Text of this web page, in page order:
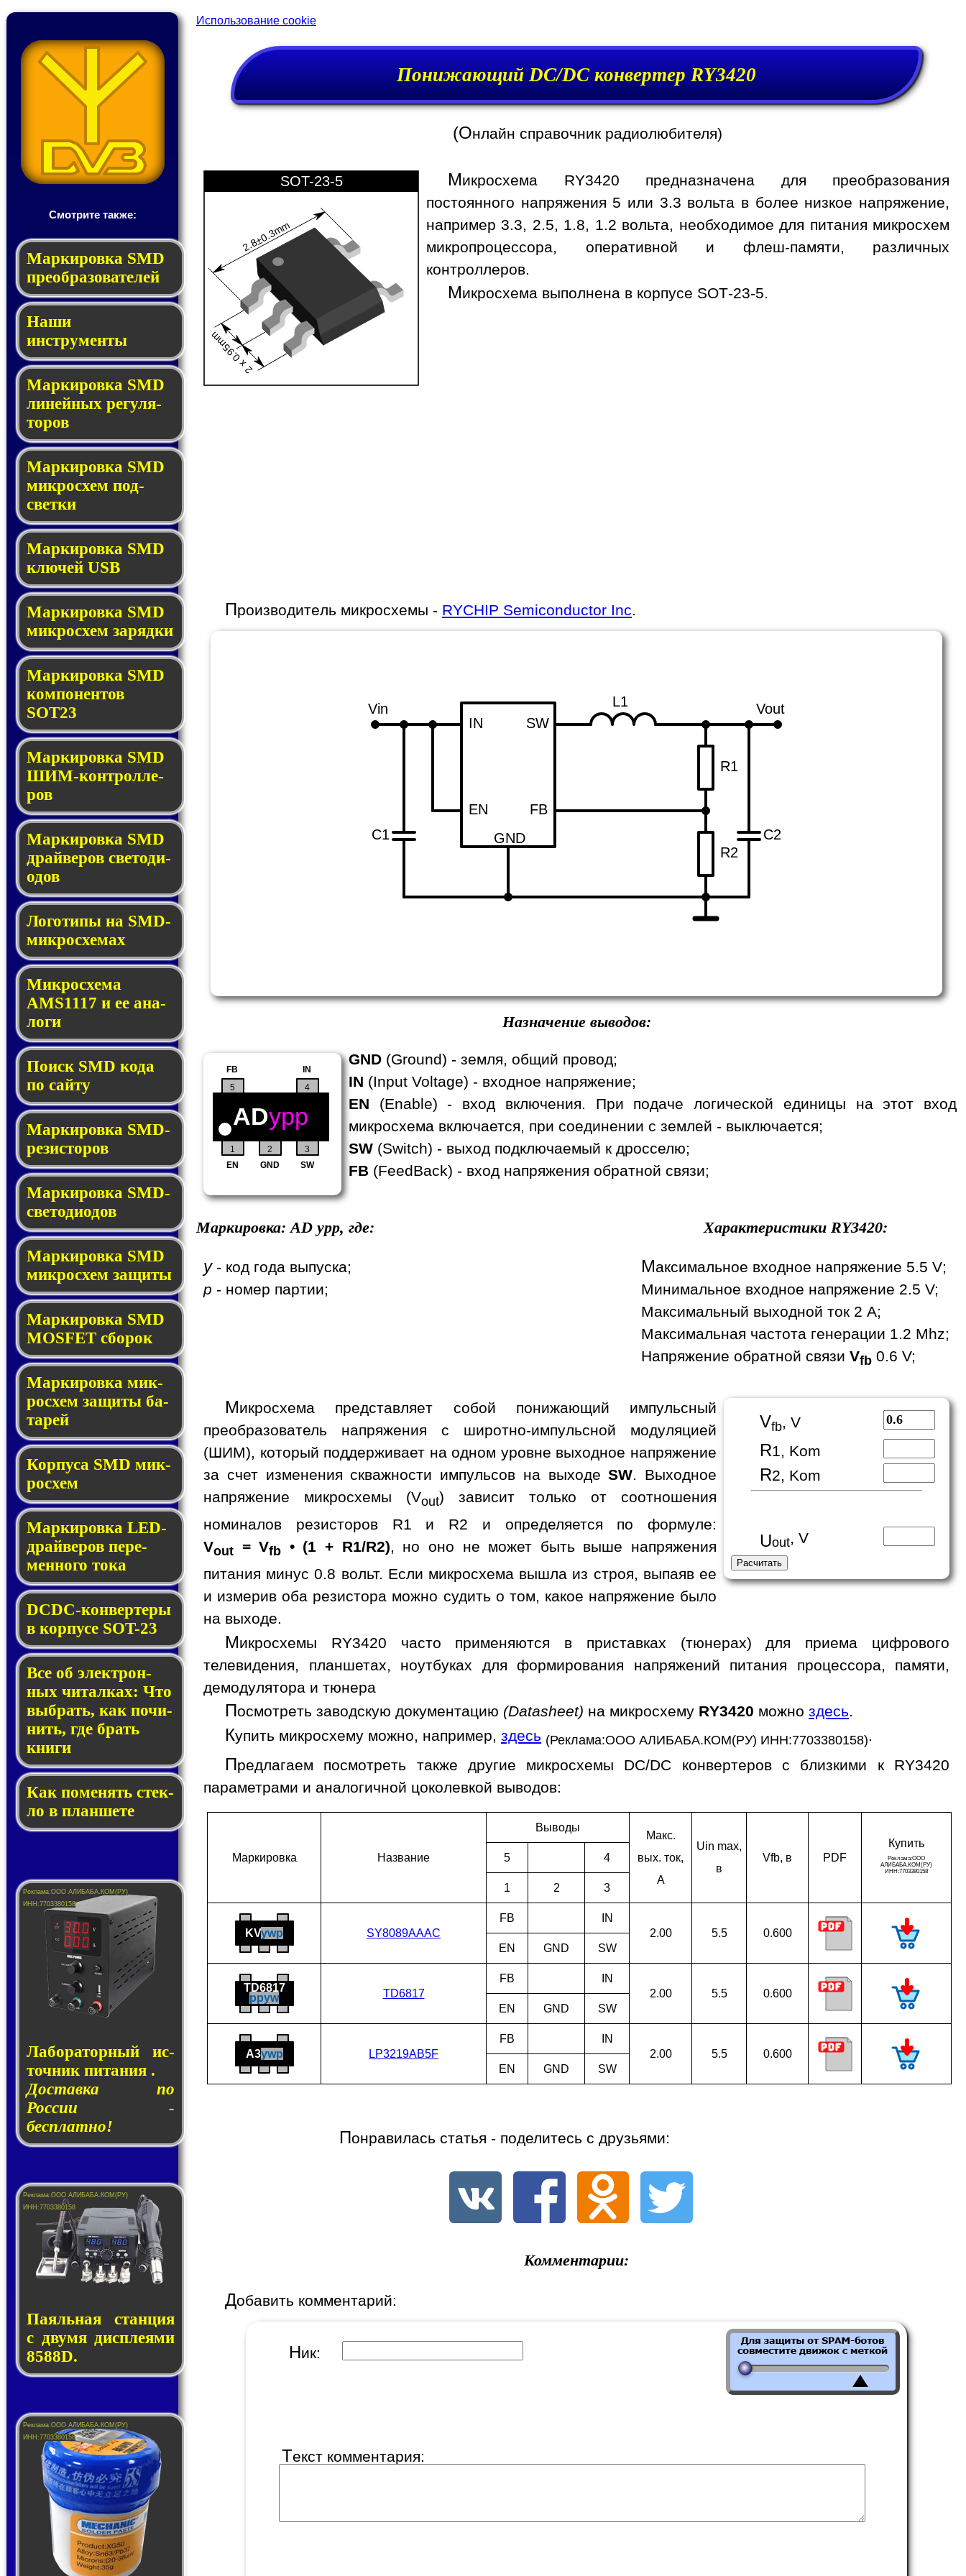
Смотрите также:
Мар­ки­ров­ка SMD
пре­об­ра­зо­ва­те­лей
Наши
инструменты
Маркировка SMD
ли­ней­ных ре­гу­ля­
то­ров
Маркировка SMD
мик­ро­схем под­
свет­ки
Маркировка SMD
клю­чей USB
Маркировка SMD
мик­рос­хем за­ряд­ки
Маркировка SMD
ком­по­нен­тов
SOT23
Маркировка SMD
ШИМ-кон­трол­ле­
ров
Маркировка SMD
драй­ве­ров све­то­ди­
о­дов
Логотипы на SMD-
мик­ро­схе­мах
Микросхема
AMS1117 и ее ана­
ло­ги
Поиск SMD ко­да
по сай­ту
Маркировка SMD-
ре­зис­то­ров
Маркировка SMD-
све­то­дио­дов
Мар­ки­ров­ка SMD
мик­рос­хем защиты
Мар­ки­ров­ка SMD
MOSFET сбо­рок
Мар­ки­ров­ка мик­
ро­схем за­щи­ты ба­
та­рей
Корпуса SMD мик­
ро­схем
Маркировка LED-
драй­ве­ров пе­ре­
мен­но­го то­ка
DCDC-кон­вер­те­ры
в кор­пу­се SOT-23
Все об элек­трон­
ных чи­тал­ках: Что
выб­рать, как по­чи­
нить, где брать
кни­ги
Как по­ме­нять стек­
ло в планшете
Лаборатор­ный ис­
точ­ник пи­та­ния .
Доставка по
России -
бесплатно!
Паяльная стан­ция
с дву­мя дис­пле­я­ми
8588D.
Использование cookie
Понижающий DC/DC конвертер RY3420
(Онлайн справочник радиолюбителя)
2.8±0.3mm
2 x 0.95mm
SOT-23-5 Микросхема RY3420 предназначена для преобразования
постоянного напряжения 5 или 3.3 вольта в более низкое напряжение,
например 3.3, 2.5, 1.8, 1.2 вольта, необходимое для питания микросхем
микропроцессора, оперативной и флеш-памяти, различных
контроллеров.
Микросхема выполнена в корпусе SOT-23-5.
Производитель микросхемы - RYCHIP Semiconductor Inc
C1 C2
R1
R2
L1
Vin
Vout
IN
EN
SW
FB
GND
Назначение выводов:
1 2 3
4
EN GND SW
IN
5
FB
ADypp
GND (Ground) - земля, общий провод;
IN (Input Voltage) - входное напряжение;
EN (Enable) - вход включения. При подаче логической единицы на этот вход
микросхема включается, при соединении с землей - выключается;
SW (Switch) - выход подключаемый к дросселю;
FB (FeedBack) - вход напряжения обратной связи;
Маркировка: AD ypp, где:
y- код года выпуска;
p - номер партии;
Характеристики RY3420:
Максимальное входное напряжение 5.5 V;
Минимальное входное напряжение 2.5 V;
Максимальный выходной ток 2 A;
Максимальная частота генерации 1.2 Mhz;
Напряжение обратной связи Vfb 0.6 V;
Vfb, V
R1, Kom
R2, Kom
Uout , V
Микросхема представляет собой понижающий импульсный
преобразователь напряжения с широтно-импульсной модуляцией
(ШИМ), который поддерживает на одном уровне выходное напряжение
за счет изменения скважности импульсов на выходеSW. Выходное
напряжение микросхемы (Vout) зависит только от соотношения
номиналов резисторов R1 и R2 и определяется по формуле:
Vout = Vfb • (1 + R1/R2), но оно не может быть выше напряжения
питания минус 0.8 вольт. Если микросхема вышла из строя, выпаяв ее
и измерив оба резистора можно судить о том, какое напряжение было
на выходе.
Микросхемы RY3420 часто применяются в приставках (тюнерах) для приема цифрового
телевидения, планшетах, ноутбуках для формирования напряжений питания процессора, памяти,
демодулятора и тюнера
Посмотреть заводскую документацию (Datasheet) на микросхему RY3420 можно здесь.
Купить микросхему можно, например, здесь (Реклама:ООО АЛИБАБА.КОМ(РУ) ИНН:7703380158).
Предлагаем посмотреть также другие микросхемы DC/DC конвертеров с близкими к RY3420
параметрами и аналогичной цоколевкой выводов:
Мар­ки­ров­ка Наз­ва­ние
Выводы
Макс.
вых. ток,
A
Uin max,
в
Vfb, в PDF
Ку­пить
5
4
1 2 3
KVywp SY8089AAAC
FB
IN
2.00
5.5
0.600
EN
GND SW
TD6817
ppyw
TD6817
FB
IN
2.00
5.5
0.600
EN
GND SW
A3ywp LP3219AB5F
FB
IN
2.00
5.5
0.600
EN
GND SW
Понравилась статья - поделитесь с друзьями:
Комментарии:
Добавить комментарий:
Ник:
Текст комментария: